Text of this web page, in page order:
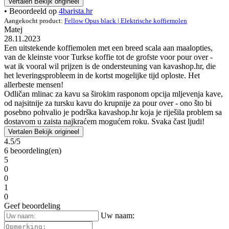
• Beoordeeld op 4barista.hr
Aangekocht product: Fellow Opus black | Elektrische koffiemolen
Matej
28.11.2023
Een uitstekende koffiemolen met een breed scala aan maalopties,
van de kleinste voor Turkse koffie tot de grofste voor pour over -
wat ik vooral wil prijzen is de ondersteuning van kavashop.hr, die
het leveringsprobleem in de kortst mogelijke tijd oploste. Het
allerbeste mensen!
Odličan mlinac za kavu sa širokim rasponom opcija mljevenja kave,
od najsitnije za tursku kavu do krupnije za pour over - ono što bi
posebno pohvalio je podrška kavashop.hr koja je riješila problem sa
dostavom u zaista najkraćem mogućem roku. Svaka čast ljudi!
Vertalen Bekijk origineel
4.5/5
6 beoordeling(en)
5
0
0
1
0
Geef beoordeling
Uw naam: